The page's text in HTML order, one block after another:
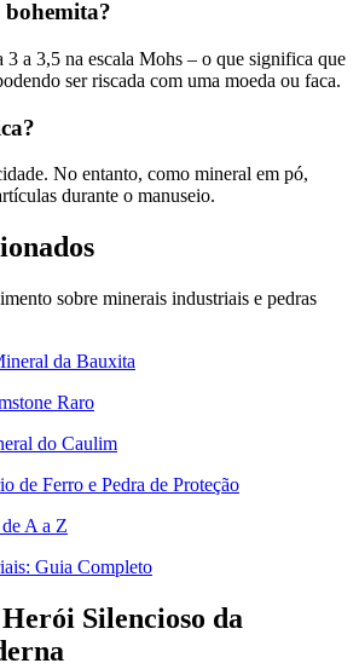
3 a 3,5 na escala Mohs – o que significa que
ser riscada com uma moeda ou faca.
No entanto, como mineral em pó,
durante o manuseio.
sobre minerais industriais e pedras
da Bauxita
Raro
do Caulim
de Ferro e Pedra de Proteção
A a Z
Guia Completo
Silencioso da